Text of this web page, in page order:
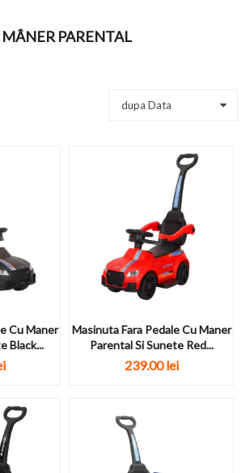
PARENTAL
dupa Data
Cu Maner
Black...
Masinuta Fara Pedale Cu Maner
Parental Si Sunete Red...
239.00 lei